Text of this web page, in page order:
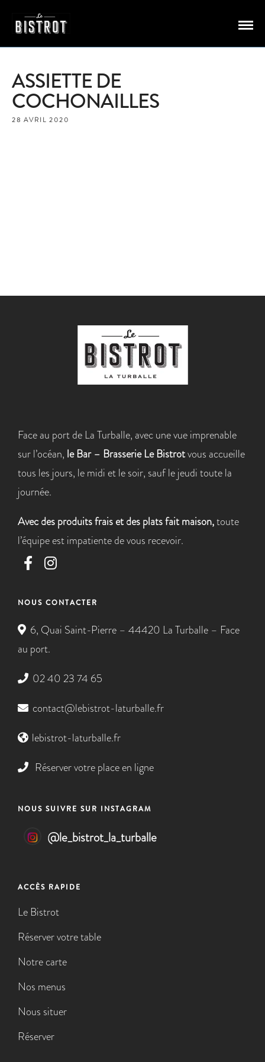
ASSIETTE DE
COCHONAILLES
28 AVRIL 2020
Face au port de La Turballe, avec une vue imprenable
sur l’océan, le Bar – Brasserie Le Bistrotvous accueille
tous les jours, le midi et le soir, sauf le jeudi toute la
journée.
Avec des produits frais et des plats fait maison,toute
l’équipe est impatiente de vous recevoir.
NOUS CONTACTER
6, Quai Saint-Pierre – 44420 La Turballe – Face
au port.
02 40 23 74 65
contact@lebistrot-laturballe.fr
lebistrot-laturballe.fr
Réserver votre place en ligne
NOUS SUIVRE SUR INSTAGRAM
@le_bistrot_la_turballe
ACCÈS RAPIDE
Le Bistrot
Réserver votre table
Notre carte
Nos menus
Nous situer
Réserver